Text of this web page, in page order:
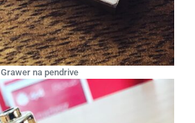
Grawer na pendrive